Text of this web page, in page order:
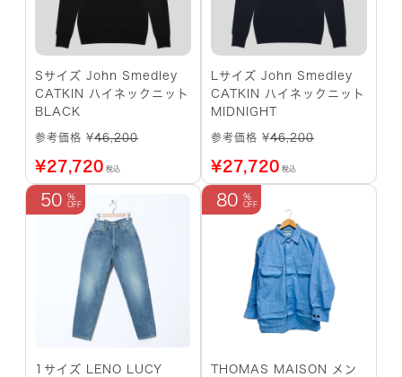
Sサイズ John Smedley
CATKIN ハイネックニット
BLACK
参考価格 ¥46,200
¥27,720 税込
Lサイズ John Smedley
CATKIN ハイネックニット
MIDNIGHT
参考価格 ¥46,200
¥27,720 税込
50
1サイズ LENO LUCY
80
THOMAS MAISON メン